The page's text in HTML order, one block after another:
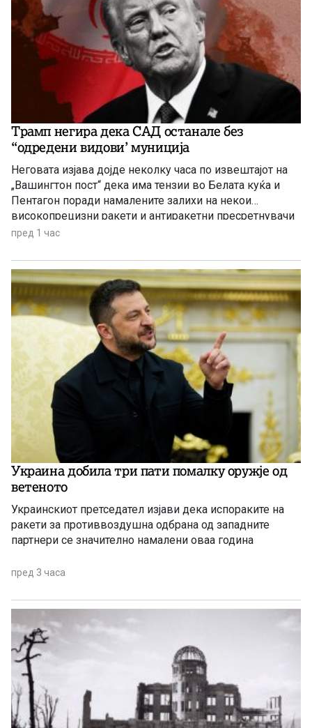
Трамп негира дека САД останале без
“одредени видови’ муниција
Неговата изјава дојде неколку часа по извештајот на
„Вашингтон пост“ дека има тензии во Белата куќа и
Пентагон поради намалените залихи на некои
високопрецизни ракети и антиракетни пресретнувачи
по долготрајната воена кампања против Иран
пред 1 час
Украина добила три пати помалку оружје од
ветеното
Украинскиот претседател изјави дека испораките на
ракети за противвоздушна одбрана од западните
партнери се значително намалени оваа година
пред 3 часа